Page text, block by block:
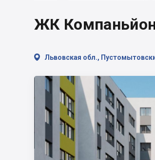
ЖК Компаньйон
 Львовская обл.,